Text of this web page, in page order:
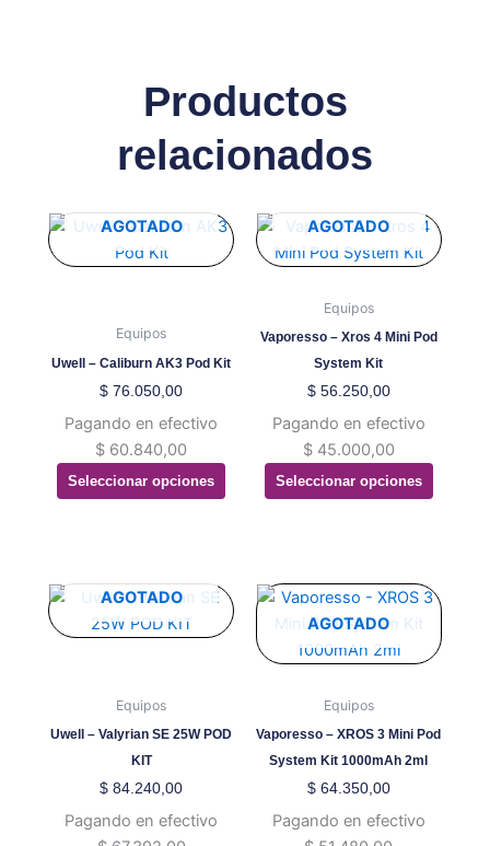
Productos
relacionados
AGOTADO
Equipos
Uwell – Caliburn AK3 Pod Kit
$ 76.050,00
Pagando en efectivo
$ 60.840,00
Seleccionar opciones
Este
producto
variantes.
Las
opciones
pueden
elegir
en
producto
AGOTADO
Equipos
Vaporesso – Xros 4 Mini Pod
System Kit
$56.250,00
Pagando en efectivo
$45.000,00
Seleccionar opciones
Este
producto
múltiples
variantes.
Las
opciones
pueden
elegir
en
producto
AGOTADO
Equipos
Uwell – Valyrian SE 25W POD
KIT
$ 84.240,00
Pagando en efectivo
Este
producto
variantes.
Las
opciones
se
elegir
AGOTADO
Equipos
Vaporesso – XROS 3 Mini Pod
System Kit 1000mAh 2ml
$64.350,00
Pagando en efectivo
Este
producto
tiene
variantes.
Las
opciones
se
elegir